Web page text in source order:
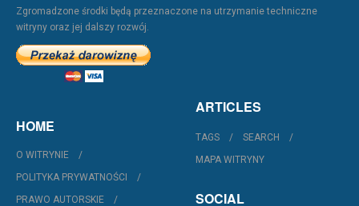
Zgromadzone środki będą przeznaczone na utrzymanie techniczne
witryny oraz jej dalszy rozwój.
HOME
O WITRYNIE
POLITYKA PRYWATNOŚCI
PRAWO AUTORSKIE
ARTICLES
TAGS
SEARCH
MAPA WITRYNY
SOCIAL